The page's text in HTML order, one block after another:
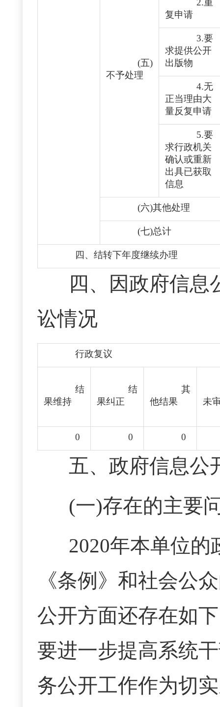
(五)
不予处理
2.重
复申请
3.要
求提供公开
出版物
4.无
正当理由大
量反复申请
5.要
求行政机关
确认或重新
出具已获取
信息
(六)其他处理
(七)总计
四、结转下年度继续办理
四、
因政府信息
讼情况
行政复议
结
果维持
结
果纠正
其
他结果
未
0 0 0
五、政府信息公
(一)存在的主要
2020年本单位的
《条例》和社会公
公开方面还存在如
要进一步提高系统
务公开工作作为切